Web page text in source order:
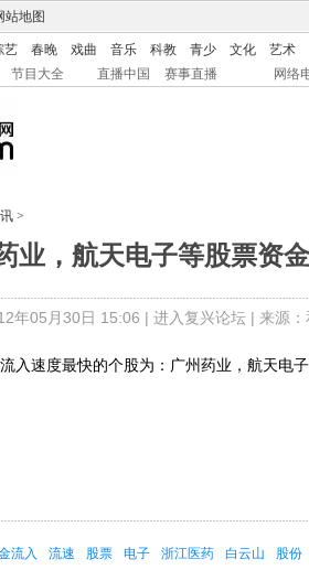
站地图
艺 春晚 戏曲 音乐 科教 青少 文化
艺术
节目大全 直播中国 赛事直播 网络
>
业，航天电子等股票资
年05月30日 15:06 | 进入复兴论坛| 来源
速度最快的个股为：广州药业，航天电
流入 流速 股票 电子 浙江医药 白云山 股份